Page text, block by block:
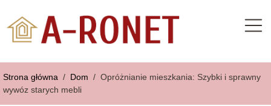
Strona główna / Dom / Opróżnianie mieszkania: Szybki i sprawny
wywóz starych mebli